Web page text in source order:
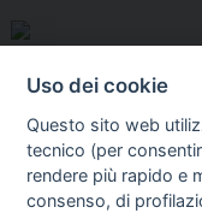
Uso dei cookie
Questo sito web
tecnico (per
rendere più rapido e
consenso, di